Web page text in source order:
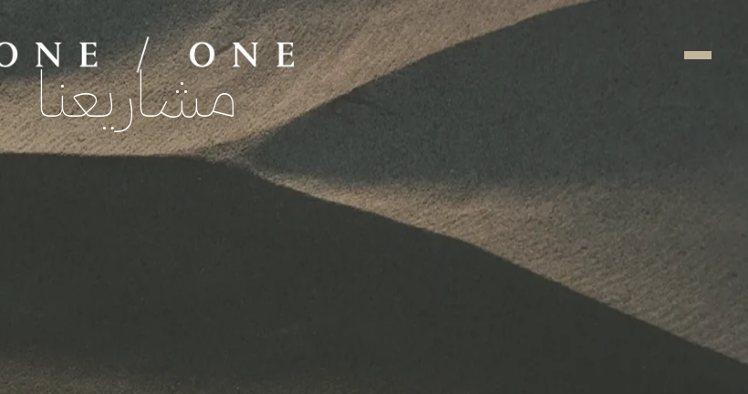
مشاريعنا